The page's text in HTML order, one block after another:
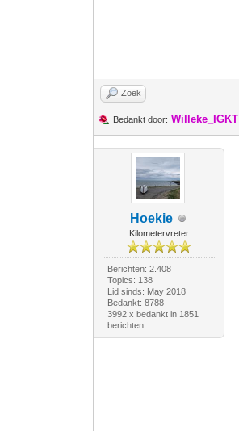
Zoek
Bedankt door: Willeke_IGKT
Hoekie
Kilometervreter
Berichten: 2.408
Topics: 138
Lid sinds: May 2018
Bedankt: 8788
3992 x bedankt in 1851
berichten